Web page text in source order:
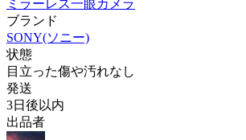
ミラーレス一眼カメラ
ブランド
SONY(ソニー)
状態
目立った傷や汚れなし
発送
3日後以内
出品者